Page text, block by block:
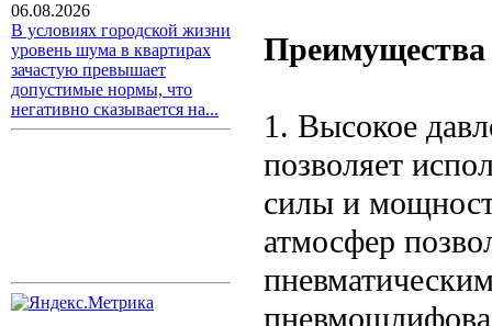
06.08.2026
В условиях городской жизни
уровень шума в квартирах
зачастую превышает
допустимые нормы, что
негативно сказывается на...
Преимущества
1. Высокое
позволяет
силы и
атмосфер